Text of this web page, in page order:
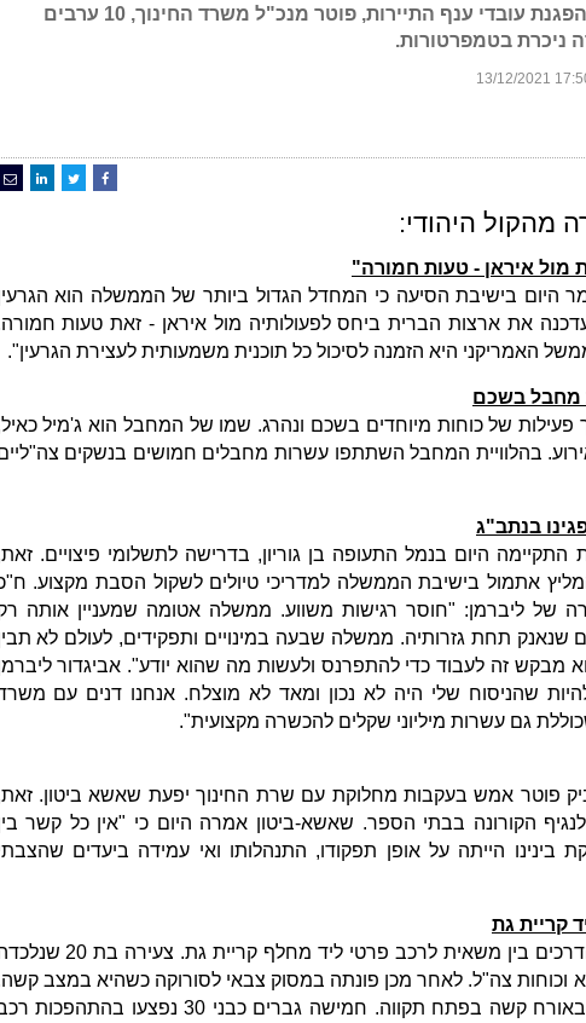
צהליים בלוויית מחבל בשכם, הפגנת עובדי ענף התיירות, פוטר מנכ"ל משרד החינוך, 10 ערבים
ניכרת בטמפרטורות.
מהקול היהודי:
מול איראן - טעות חמורה"
אמר היום בישיבת הסיעה כי המחדל הגדול ביותר של הממשלה הוא
את ארצות הברית ביחס לפעולותיה מול איראן - זאת טעות
האמריקני היא הזמנה לסיכול כל תוכנית משמעותית לעצירת הגרעין".
מחבל בשכם
של כוחות מיוחדים בשכם ונהרג. שמו של המחבל הוא ג'מיל
באירוע. בהלוויית המחבל השתתפו עשרות מחבלים חמושים בנשקים
בנתב"ג
היום בנמל התעופה בן גוריון, בדרישה לתשלומי פיצויים.
אתמול בישיבת הממשלה למדריכי טיולים לשקול הסבת מקצוע.
של ליברמן: "חוסר רגישות משווע. ממשלה אטומה שמעניין אותה
תחת גזרותיה. ממשלה שבעה במינויים ותפקידים, לעולם לא
זה לעבוד כדי להתפרנס ולעשות מה שהוא יודע". אביגדור
שהניסוח שלי היה לא נכון ומאד לא מוצלח. אנחנו דנים עם
גם עשרות מיליוני שקלים להכשרה מקצועית".
פוטר אמש בעקבות מחלוקת עם שרת החינוך יפעת שאשא ביטון.
הקורונה בבתי הספר. שאשא-ביטון אמרה היום כי "אין כל קשר
בינינו הייתה על אופן תפקודו, התנהלותו ואי עמידה ביעדים
גבר בן 60 נהרג היום בתאונת הדרכים בין משאית לרכב פרטי ליד מחלף קריית גת. צעירה בת
וכוחות צה"ל. לאחר מכן פונתה במסוק צבאי לסורוקה כשהיא במצב
רוכב אופניים בן 58 נפצע היום באורח קשה בפתח תקווה. חמישה גברים כבני 30 נפצעו בהתהפכות